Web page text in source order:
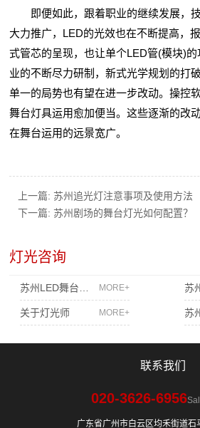
即便如此，跟着职业的继续发展，技
大力推广，LED的光效也在不断提高，
式管芯的呈现，也让单个LED管(模块)
业的不断尽力研制，新式光学规划的打
单一的局势也有望在进一步改动。操控
舞台灯具运用愈加便当。这些逐渐的改
在舞台运用的远景宽广。
上一篇: 苏州追光灯注意事项及使用方法
下一篇: 苏州剧场的舞台灯光如何配置？
灯光咨询
MORE+
苏州LED舞台灯具分析 苏州剧
MORE+
关于灯光师 苏
联系我们
020-3626-6956
广东省广州市白云区均禾街道石